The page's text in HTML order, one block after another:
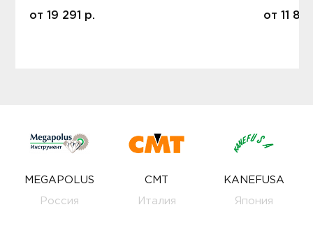
от 19 291 р. от 11
MEGAPOLUS
Россия
CMT
Италия
KANEFUSA
Япония